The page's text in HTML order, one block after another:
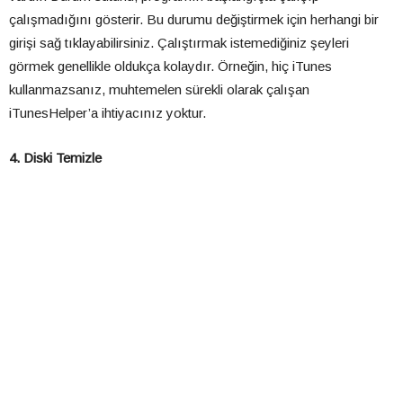
çalışmadığını gösterir. Bu durumu değiştirmek için herhangi bir
girişi sağ tıklayabilirsiniz. Çalıştırmak istemediğiniz şeyleri
görmek genellikle oldukça kolaydır. Örneğin, hiç iTunes
kullanmazsanız, muhtemelen sürekli olarak çalışan
iTunesHelper’a ihtiyacınız yoktur.
4. Diski Temizle